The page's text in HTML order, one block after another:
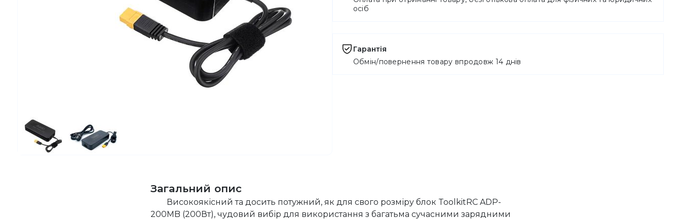
осіб
Гарантія
Обмін/повернення товару впродовж 14 днів
Загальний опис
Високоякісний та досить потужний, як для свого розміру блок ToolkitRC ADP-
200MB (200Вт), чудовий вибір для використання з багатьма сучасними зарядними